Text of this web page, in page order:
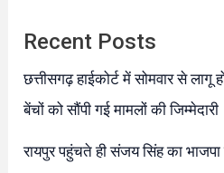
Recent Posts
छत्तीसगढ़ हाईकोर्ट में सोमवार से
बेंचों को सौंपी गई मामलों की जिम्मेदारी
रायपुर पहुंचते ही संजय सिंह का